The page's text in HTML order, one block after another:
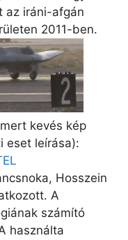
az iráni-afgán
2011-ben.
kevés kép
eset leírása):
Hosszein
A
számító
használta